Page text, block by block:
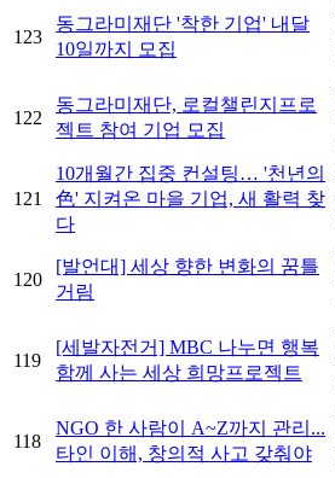
123
동그라미재단 '착한 기업' 내달
10일까지 모집
122
동그라미재단, 로컬챌린지프로
젝트 참여 기업 모집
121
10개월간 집중 컨설팅… '천년의
色' 지켜온 마을 기업, 새 활력 찾
다
120
[발언대] 세상 향한 변화의 꿈틀
거림
119
[세발자전거] MBC 나누면 행복
함께 사는 세상 희망프로젝트
118
NGO 한 사람이 A~Z까지 관리...
타인 이해, 창의적 사고 갖춰야